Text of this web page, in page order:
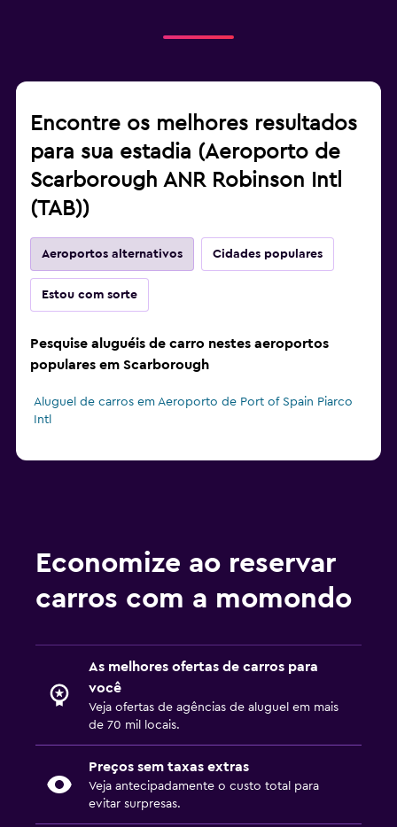
Encontre os melhores resultados
para sua estadia (Aeroporto de
Scarborough ANR Robinson Intl
(TAB))
Aeroportos alternativos Cidades populares
Estou com sorte
Pesquise aluguéis de carro nestes aeroportos
populares em Scarborough
Aluguel de carros em Aeroporto de Port of Spain Piarco
Intl
Economize ao reservar
carros com a momondo
As melhores ofertas de carros para
você
Veja ofertas de agências de aluguel em mais
de 70 mil locais.
Preços sem taxas extras
Veja antecipadamente o custo total para
evitar surpresas.